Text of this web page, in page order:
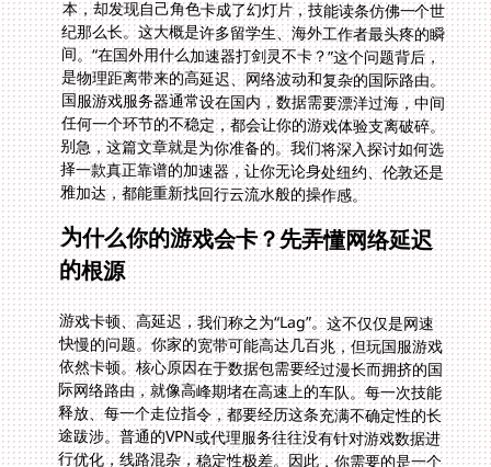
雅加达，都能重新找回行云流水般的操作感。
为什么你的游戏会卡？先弄懂网络延迟
的根源
游戏卡顿、高延迟，我们称之为“Lag”。这不仅仅是网速
快慢的问题。你家的宽带可能高达几百兆，但玩国服游戏
依然卡顿。核心原因在于数据包需要经过漫长而拥挤的国
际网络路由，就像高峰期堵在高速上的车队。每一次技能
释放、每一个走位指令，都要经历这条充满不确定性的长
途跋涉。普通的VPN或代理服务往往没有针对游戏数据进
行优化，线路混杂，稳定性极差。因此，你需要的是一个
专门为游戏加速设计的工具，它能够为你建立一条从你所